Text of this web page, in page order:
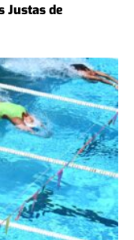
Justas de